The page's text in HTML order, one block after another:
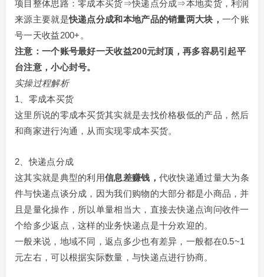
项目整体思路：零成本买货⇒快递点分成⇒本地卖货，利润
来源主要就是快递点分成和本地产品的销量两大块， 一个账
号一天收益200+。
注意：一个账号最好一天收益200元封顶，再多容易引起平
台注意，小心封号。
实操过程解析
1、零成本买货
这里所说的零成本买货其实就是去找价格极低的产品，然后
和商家进行沟通，从而实现零成本买货。
2、快递点分成
这其实就是典型的利用信息差赚钱， 代收快递通过量大为条
件与快递点谈分成，因为我们购物的大部分都是小商品，并
且是量化操作，所以单量相当大，直接去快递点询问收件一
个给多少返点，这样的业务快递点是十分欢迎的。
一般来说，地域不同，返点多少也有差异，一般都在0.5~1
元左右，可以根据实际数量，与快递点进行协商。